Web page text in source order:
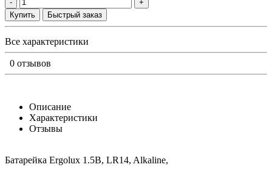
-
+
Купить
Быстрый заказ
Все характеристики
0 отзывов
Описание
Характеристики
Отзывы
Батарейка Ergolux 1.5В, LR14, Alkaline,